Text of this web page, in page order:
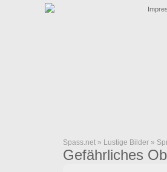
Spass.net » Lustige Bilder »
Gefährliches